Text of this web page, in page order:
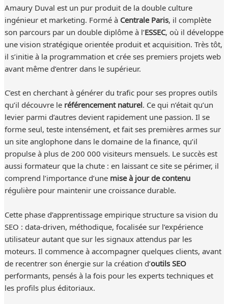
Amaury Duval est un pur produit de la double culture
ingénieur et marketing. Formé àCentrale Paris, il complète
son parcours par un double diplôme à l’ESSEC, où il développe
une vision stratégique orientée produit et acquisition. Très tôt,
il s’initie à la programmation et crée ses premiers projets web
avant même d’entrer dans le supérieur.
C’est en cherchant à générer du trafic pour ses propres outils
qu’il découvre leréférencement naturel. Ce qui n’était qu’un
levier parmi d’autres devient rapidement une passion. Il se
forme seul, teste intensément, et fait ses premières armes sur
un site anglophone dans le domaine de la finance, qu’il
propulse à plus de 200 000 visiteurs mensuels. Le succès est
aussi formateur que la chute : en laissant ce site se périmer, il
comprend l’importance d’unemise à jour de contenu
régulière pour maintenir une croissance durable.
Cette phase d’apprentissage empirique structure sa vision du
SEO : data-driven, méthodique, focalisée sur l’expérience
utilisateur autant que sur les signaux attendus par les
moteurs. Il commence à accompagner quelques clients, avant
de recentrer son énergie sur la création d’outils SEO
performants, pensés à la fois pour les experts techniques et
les profils plus éditoriaux.